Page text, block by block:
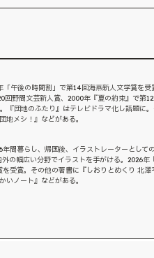
午後の時間割」で第14回海燕新人文学賞を受
野間文芸新人賞、2000年『夏の約束』で第
『団地のふたり』はテレビドラマ化し話題に
地メシ！』などがある。
間暮らし、帰国後、イラストレーターとして
の幅広い分野でイラストを手がける。2026年
受賞。その他の著書に『しおりとめくり 北澤
いノート』などがある。